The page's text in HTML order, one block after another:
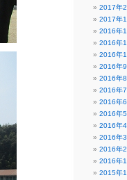
2017年2
2017年1
2016年
2016年
2016年
2016年9
2016年8
2016年7
2016年6
2016年5
2016年4
2016年3
2016年2
2016年1
2015年